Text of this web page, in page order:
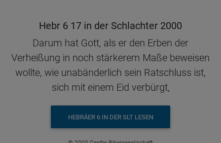
Hebr 6 17 in der Schlachter 2000
Darum hat Gott, als er den Erben der
Verheißung in noch stärkerem Maße beweisen
wollte, wie unabänderlich sein Ratschluss ist,
sich mit einem Eid verbürgt,
HEBRÄER 6 IN DER SLT LESEN